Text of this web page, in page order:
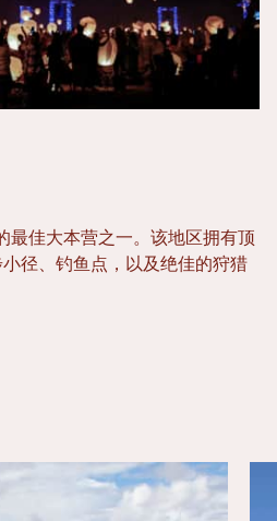
最佳大本营之一。该地区拥有顶
径、钓鱼点，以及绝佳的狩猎